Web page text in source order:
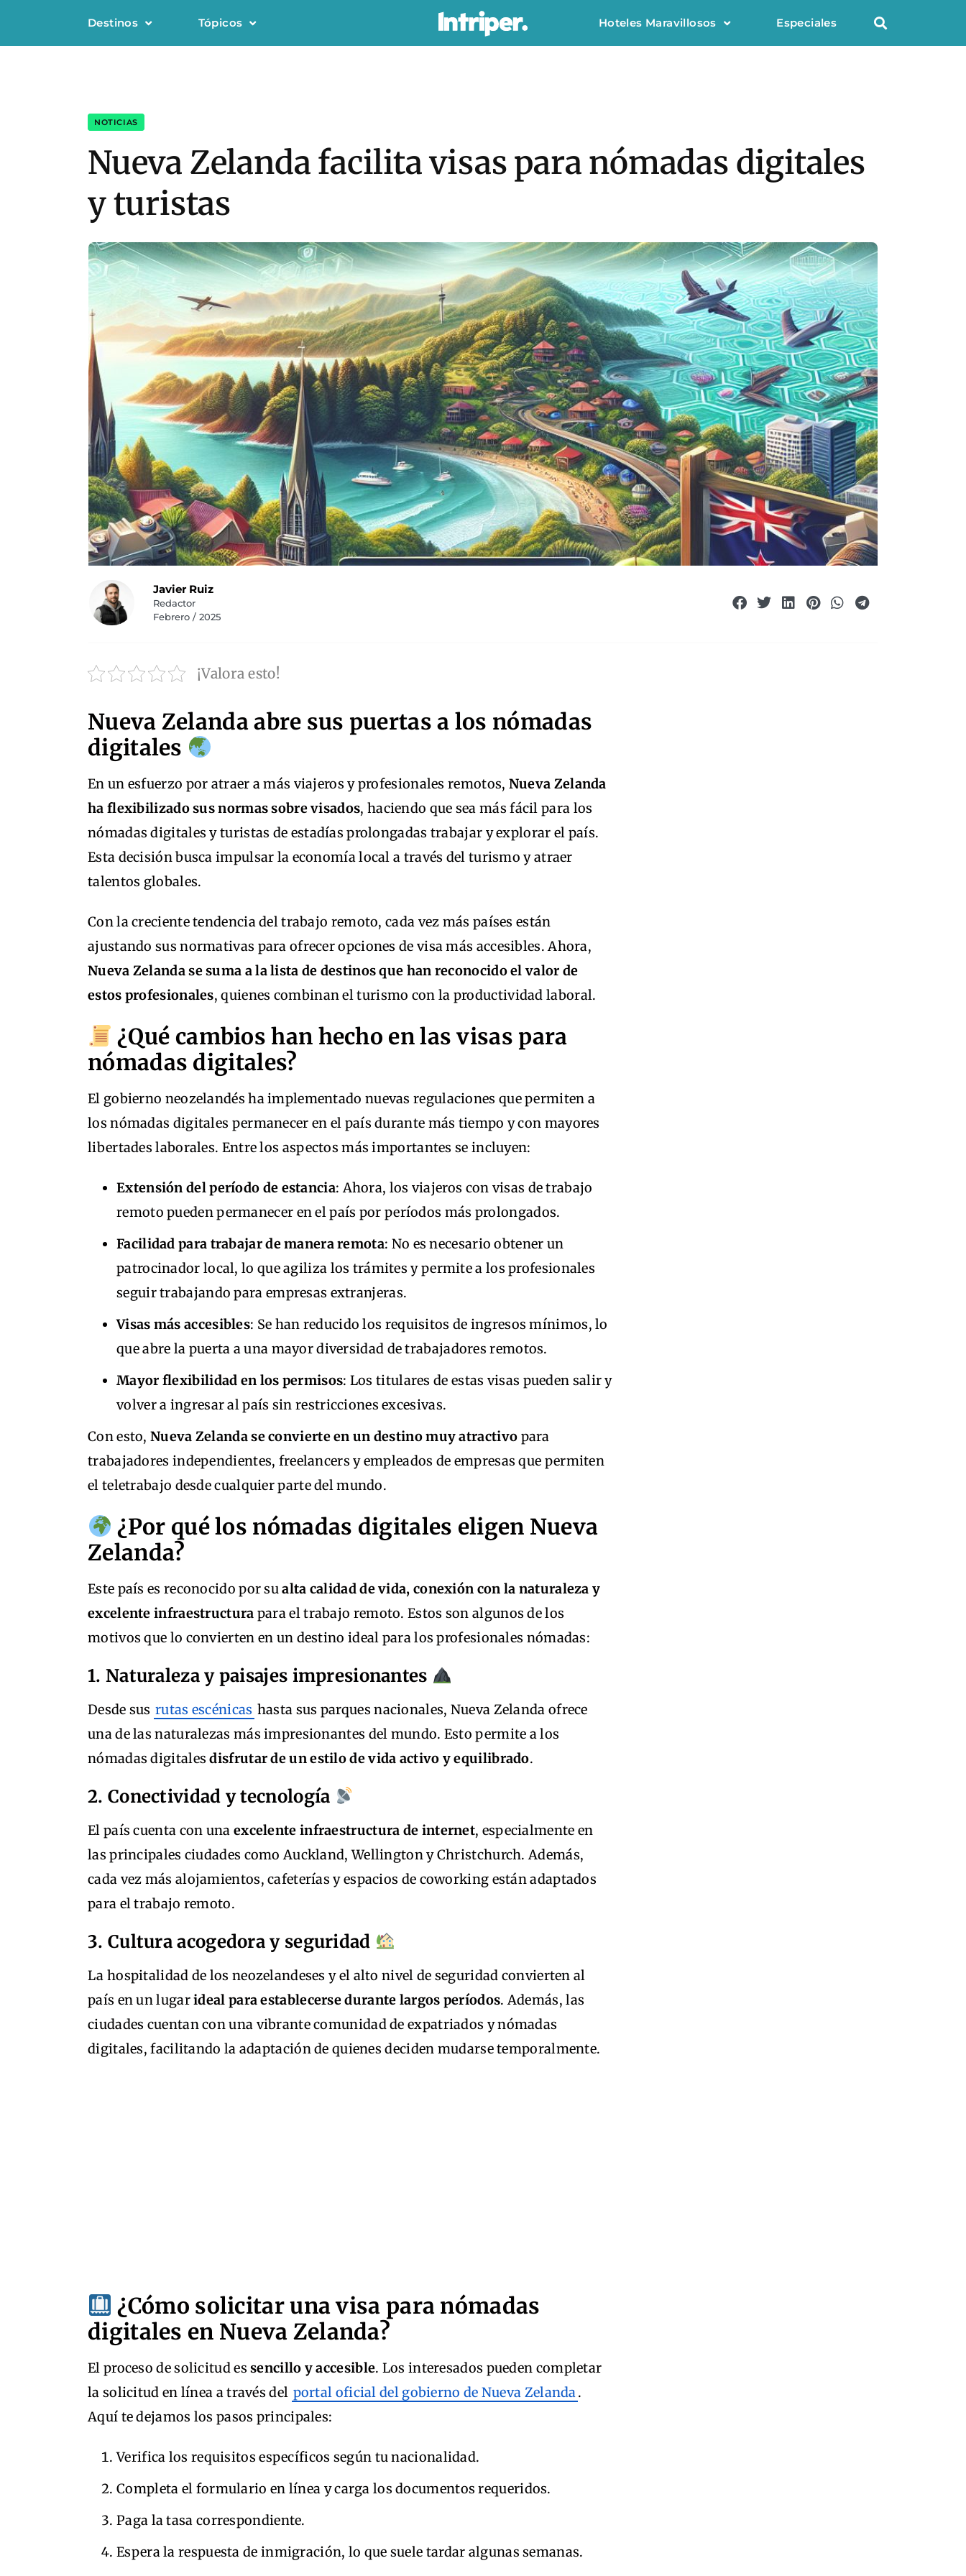
Destinos Tópicos Hoteles Maravillosos Especiales
NOTICIAS
Nueva Zelanda facilita visas para nómadas digitales
y turistas
Javier Ruiz
Redactor
Febrero / 2025
¡Valora esto!
Nueva Zelanda abre sus puertas a los nómadas
digitales
En un esfuerzo por atraer a más viajeros y profesionales remotos, Nueva Zelanda
ha flexibilizado sus normas sobre visados, haciendo que sea más fácil para los
nómadas digitales y turistas de estadías prolongadas trabajar y explorar el país.
Esta decisión busca impulsar la economía local a través del turismo y atraer
talentos globales.
Con la creciente tendencia del trabajo remoto, cada vez más países están
ajustando sus normativas para ofrecer opciones de visa más accesibles. Ahora,
Nueva Zelanda se suma a la lista de destinos que han reconocido el valor de
estos profesionales, quienes combinan el turismo con la productividad laboral.
¿Qué cambios han hecho en las visas para
nómadas digitales?
El gobierno neozelandés ha implementado nuevas regulaciones que permiten a
los nómadas digitales permanecer en el país durante más tiempo y con mayores
libertades laborales. Entre los aspectos más importantes se incluyen:
Extensión del período de estancia: Ahora, los viajeros con visas de trabajo
remoto pueden permanecer en el país por períodos más prolongados.
Facilidad para trabajar de manera remota: No es necesario obtener un
patrocinador local, lo que agiliza los trámites y permite a los profesionales
seguir trabajando para empresas extranjeras.
Visas más accesibles: Se han reducido los requisitos de ingresos mínimos, lo
que abre la puerta a una mayor diversidad de trabajadores remotos.
Mayor flexibilidad en los permisos: Los titulares de estas visas pueden salir y
volver a ingresar al país sin restricciones excesivas.
Con esto, Nueva Zelanda se convierte en un destino muy atractivo para
trabajadores independientes, freelancers y empleados de empresas que permiten
el teletrabajo desde cualquier parte del mundo.
¿Por qué los nómadas digitales eligen Nueva
Zelanda?
Este país es reconocido por sualta calidad de vida, conexión con la naturaleza y
excelente infraestructura para el trabajo remoto. Estos son algunos de los
motivos que lo convierten en un destino ideal para los profesionales nómadas:
1. Naturaleza y paisajes impresionantes
Desde sus rutas escénicas hasta sus parques nacionales, Nueva Zelanda ofrece
una de las naturalezas más impresionantes del mundo. Esto permite a los
nómadas digitalesdisfrutar de un estilo de vida activo y equilibrado.
2. Conectividad y tecnología
El país cuenta con una excelente infraestructura de internet, especialmente en
las principales ciudades como Auckland, Wellington y Christchurch. Además,
cada vez más alojamientos, cafeterías y espacios de coworking están adaptados
para el trabajo remoto.
3. Cultura acogedora y seguridad
La hospitalidad de los neozelandeses y el alto nivel de seguridad convierten al
país en un lugarideal para establecerse durante largos períodos. Además, las
ciudades cuentan con una vibrante comunidad de expatriados y nómadas
digitales, facilitando la adaptación de quienes deciden mudarse temporalmente.
¿Cómo solicitar una visa para nómadas
digitales en Nueva Zelanda?
El proceso de solicitud essencillo y accesible. Los interesados pueden completar
la solicitud en línea a través del portal oficial del gobierno de Nueva Zelanda.
Aquí te dejamos los pasos principales:
Verifica los requisitos específicos según tu nacionalidad.
Completa el formulario en línea y carga los documentos requeridos.
Paga la tasa correspondiente.
Espera la respuesta de inmigración, lo que suele tardar algunas semanas.